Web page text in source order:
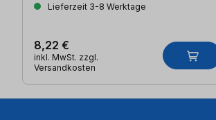
Lieferzeit 3-8 Werktage
8,22 €
inkl. MwSt. zzgl.
Versandkosten